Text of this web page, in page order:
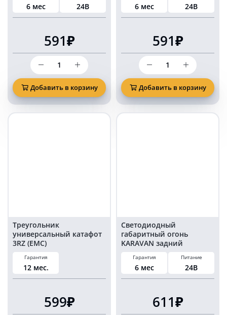
6 мес 24В
591₽
Количество
товара
Светодиодный
габаритный
огонь
KARAVAN
красный
Добавить в корзину
6 мес 24В
591₽
Количество
товара
Светодиодный
габаритный
огонь
KARAVAN
желтый
Добавить в корзину
Треугольник
универсальный катафот
3RZ (EMC)
Гарантия
12 мес.
599₽
Светодиодный
габаритный огонь
KARAVAN задний
красный 1 Ватт 24 Вольт
комплект 4 шт
Гарантия
6 мес
Питание
24В
611₽